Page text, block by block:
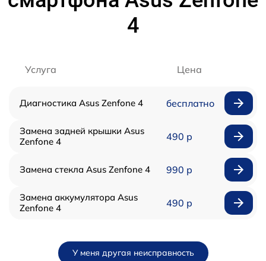
4
Услуга Цена
Диагностика Asus Zenfone 4 бесплатно
Замена задней крышки Asus
Zenfone 4
490 р
Замена стекла Asus Zenfone 4 990 р
Замена аккумулятора Asus
Zenfone 4
490 р
У меня другая неисправность